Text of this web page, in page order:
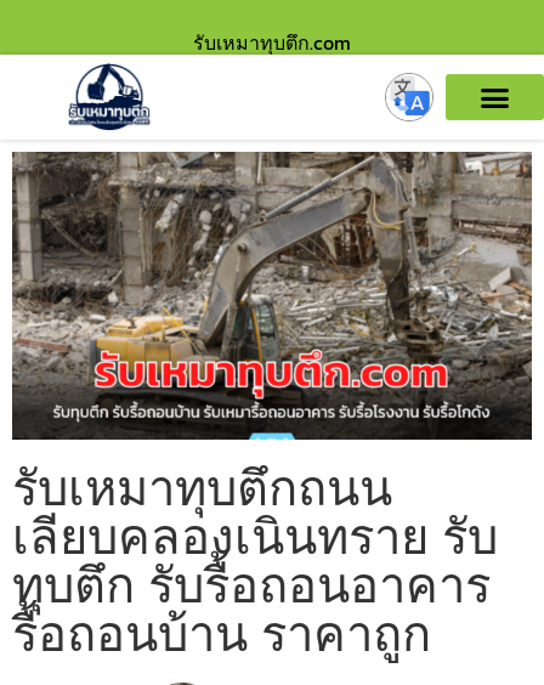
รับเหมาทุบตึก.com
รับเหมาทุบตึกถนน
เลียบคลองเนินทราย รับ
ทุบตึก รับรื้อถอนอาคาร
รื้อถอนบ้าน ราคาถูก